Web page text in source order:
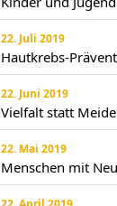
22. Juli 2019
Hautkrebs-
22. Juni 2019
Vielfalt statt
22. Mai 2019
Menschen mit